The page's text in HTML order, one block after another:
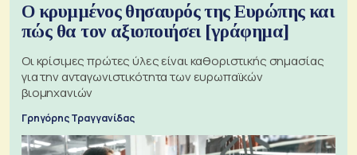
Ο κρυμμένος θησαυρός της Ευρώπης και
πώς θα τον αξιοποιήσει [γράφημα]
Οι κρίσιμες πρώτες ύλες είναι καθοριστικής σημασίας
για την ανταγωνιστικότητα των ευρωπαϊκών
βιομηχανιών
Γρηγόρης Τραγγανίδας